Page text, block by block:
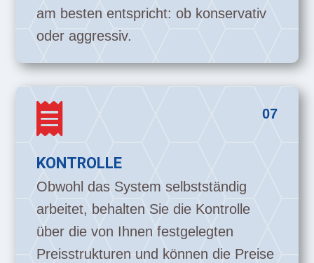
am besten entspricht: ob konservativ
oder aggressiv.
07

KONTROLLE
Obwohl das System selbstständig
arbeitet, behalten Sie die Kontrolle
über die von Ihnen festgelegten
Preisstrukturen und können die Preise